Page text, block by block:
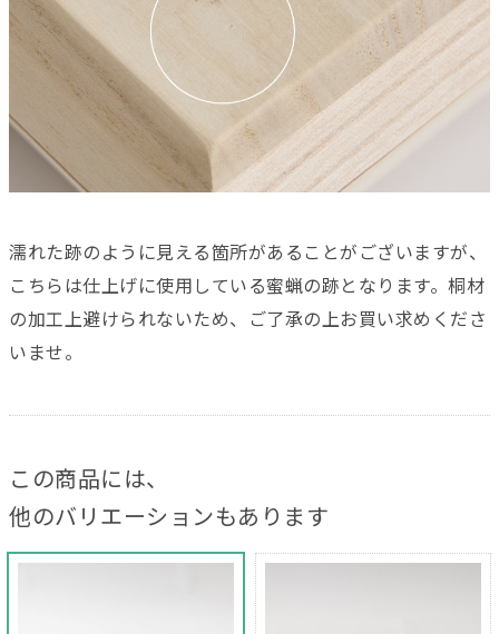
濡れた跡のように見える箇所があることがございますが、
こちらは仕上げに使用している蜜蝋の跡となります。桐材
の加工上避けられないため、ご了承の上お買い求めくださ
いませ。
この商品には、
他のバリエーションもあります